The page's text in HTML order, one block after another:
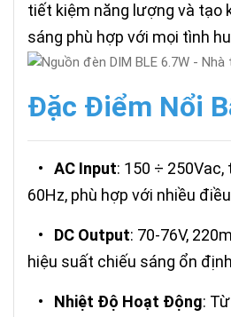
tiết kiệm năng lượng và tạo
sáng phù hợp với mọi tình
Đặc Điểm Nổi
• AC Input: 150 ÷
60Hz, phù hợp với nhiều
• DC Output: 70-76V,
hiệu suất chiếu sáng ổn
• Nhiệt Độ Hoạt Động: